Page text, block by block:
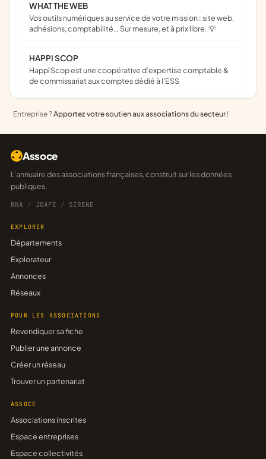
WHAT THE WEB
Vos outils numériques au service de votre mission : site web,
adhésions, comptabilité… Sur mesure, et à prix libre. 💡
HAPPI SCOP
Happï Scop est une coopérative d’expertise comptable &
de commissariat aux comptes dédié à l'ESS
Entreprise ?Apportez votre soutien aux associations du secteur !
Assoce
L'annuaire des associations françaises, construit sur les données
publiques.
RNA / JOAFE / SIRENE
EXPLORER
Départements
Explorateur
Annonces
Réseaux
POUR LES ASSOCIATIONS
Revendiquer sa fiche
Publier une annonce
Créer un réseau
Trouver un partenariat
ASSOCE
Associations inscrites
Espace entreprises
Espace collectivités